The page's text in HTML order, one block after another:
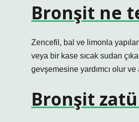
Bronşit ne
Zencefil, bal ve limonla
veya bir kase sıcak sudan
gevşemesine yardımcı olur ve
Bronşit